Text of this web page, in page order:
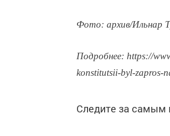
Фото: архив/Ильнар
Подробнее: https://
konstitutsii-byl-zapros-
Следите за